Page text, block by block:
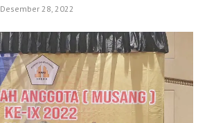
Desember 28, 2022